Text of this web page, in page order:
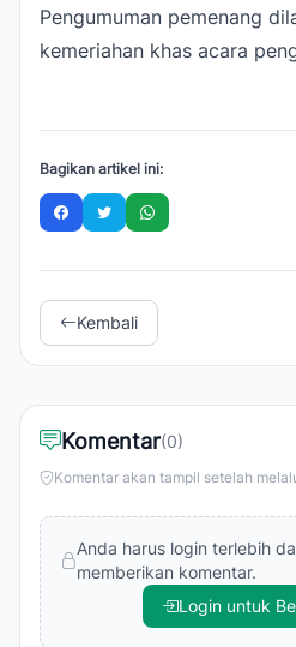
Pengumuman pemenang
kemeriahan khas acara
Bagikan artikel ini:
Kembali
Komentar(0)
Komentar akan tampil setelah
Anda harus login terlebih
memberikan komentar.
Login untuk